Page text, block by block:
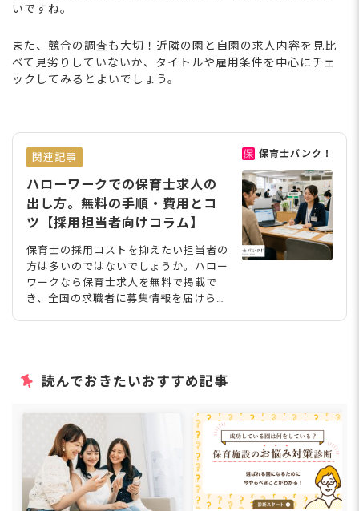
いですね。
また、競合の調査も大切！近隣の園と自園の求人内容を見比
べて見劣りしていないか、タイトルや雇用条件を中心にチェ
ックしてみるとよいでしょう。
関連記事
ハローワークでの保育士求人の
出し方。無料の手順・費用とコ
ツ【採用担当者向けコラム】
保育士の採用コストを抑えたい担当者の
方は多いのではないでしょうか。ハロー
ワークなら保育士求人を無料で掲載で
き、全国の求職者に募集情報を届けられ
ツまで、2026年の最新情報をわかりや
クの正式名称は「公共職業安定所」で、
厚生労働省が管轄する職業紹介事業のひ
とつです。 雇用保険の手続きや就職支
援を行うとともに、主に求職者へ求人情
報を紹介する施設です。 ハローワーク
では無料で求人を募集でき
保育士バンク！
読んでおきたいおすすめ記事